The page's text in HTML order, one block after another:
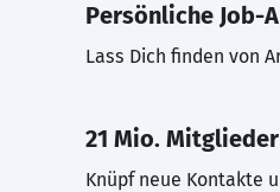
Persönliche Job-
Lass Dich finden von
21 Mio. Mitglieder
Knüpf neue Kontakte